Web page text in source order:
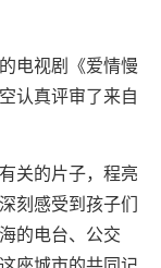
电视剧《爱情慢
认真评审了来自
关的片子，程亮
刻感受到孩子们
的电台、公交